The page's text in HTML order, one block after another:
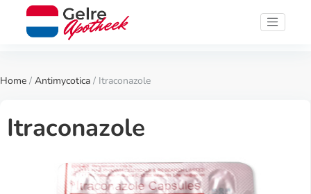
Home / Antimycotica / Itraconazole
Itraconazole